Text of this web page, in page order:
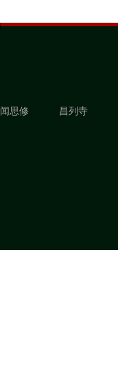
闻思修 昌列寺